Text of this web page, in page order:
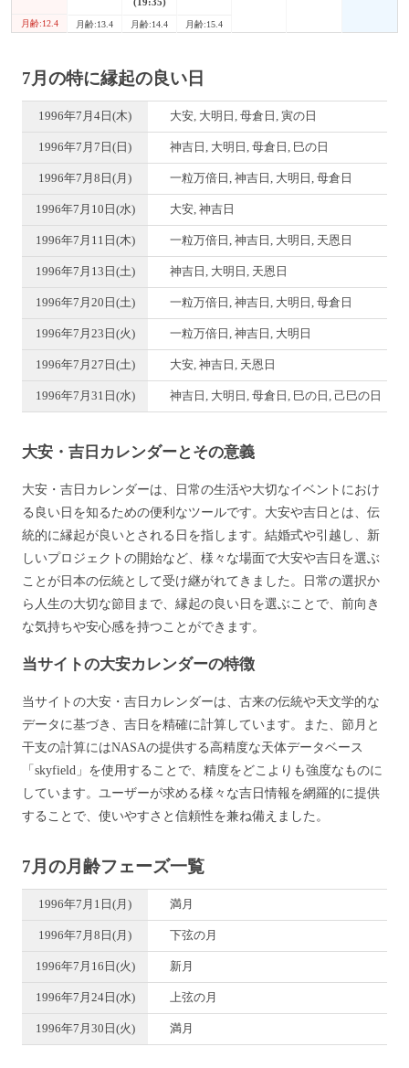
月齢:12.4 月齢:13.4 月齢:14.4 月齢:15.4
7月の特に縁起の良い日
1996年7月4日(木) 大安, 大明日, 母倉日, 寅の日
1996年7月7日(日) 神吉日, 大明日, 母倉日, 巳の日
1996年7月8日(月) 一粒万倍日, 神吉日, 大明日, 母倉日
1996年7月10日(水) 大安, 神吉日
1996年7月11日(木) 一粒万倍日, 神吉日, 大明日, 天恩日
1996年7月13日(土) 神吉日, 大明日, 天恩日
1996年7月20日(土) 一粒万倍日, 神吉日, 大明日, 母倉日
1996年7月23日(火) 一粒万倍日, 神吉日, 大明日
1996年7月27日(土) 大安, 神吉日, 天恩日
1996年7月31日(水) 神吉日, 大明日, 母倉日, 巳の日, 己巳の日
大安・吉日カレンダーとその意義
大安・吉日カレンダーは、日常の生活や大切なイベントにおけ
る良い日を知るための便利なツールです。大安や吉日とは、伝
統的に縁起が良いとされる日を指します。結婚式や引越し、新
しいプロジェクトの開始など、様々な場面で大安や吉日を選ぶ
ことが日本の伝統として受け継がれてきました。日常の選択か
ら人生の大切な節目まで、縁起の良い日を選ぶことで、前向き
な気持ちや安心感を持つことができます。
当サイトの大安カレンダーの特徴
当サイトの大安・吉日カレンダーは、古来の伝統や天文学的な
データに基づき、吉日を精確に計算しています。また、節月と
干支の計算にはNASAの提供する高精度な天体データベース
「skyfield」を使用することで、精度をどこよりも強度なものに
しています。ユーザーが求める様々な吉日情報を網羅的に提供
することで、使いやすさと信頼性を兼ね備えました。
7月の月齢フェーズ一覧
1996年7月1日(月) 満月
1996年7月8日(月) 下弦の月
1996年7月16日(火) 新月
1996年7月24日(水) 上弦の月
1996年7月30日(火) 満月